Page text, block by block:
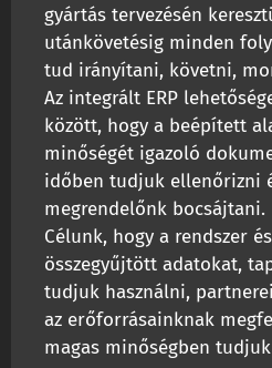
gyártás tervezésén
utánkövetésig minden
tud irányítani, követni,
Az integrált ERP
között, hogy a beépített
minőségét igazoló
időben tudjuk ellenőrizni
megrendelőnk bocsájtani.
Célunk, hogy a rendszer
összegyűjtött adatokat,
tudjuk használni,
az erőforrásainknak
magas minőségben